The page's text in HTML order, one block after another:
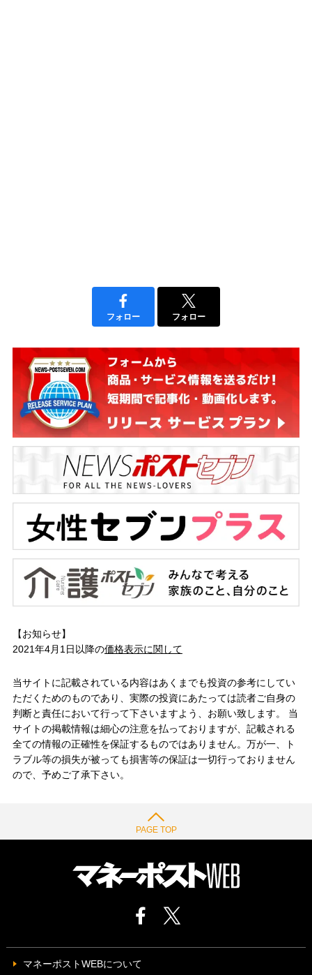
フォロー フォロー
【お知らせ】
2021年4月1日以降の価格表示に関して
当サイトに記載されている内容はあくまでも投資の参考にしてい
ただくためのものであり、実際の投資にあたっては読者ご自身の
判断と責任において行って下さいますよう、お願い致します。 当
サイトの掲載情報は細心の注意を払っておりますが、記載される
全ての情報の正確性を保証するものではありません。万が一、ト
ラブル等の損失が被っても損害等の保証は一切行っておりません
ので、予めご了承下さい。
PAGE TOP
マネーポストWEBについて